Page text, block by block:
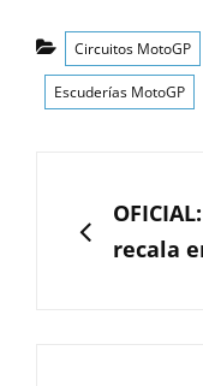
Categorías
Circuitos MotoGP
Escuderías MotoGP
entradas
ANTERIOR
recala